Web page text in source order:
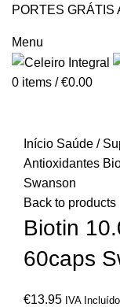
PORTES GRÁTIS
Menu
0 items / €0.00
Início Saúde /
Antioxidantes
Swanson
Back to products
Biotin
60caps
€13.95 IVA Incluído